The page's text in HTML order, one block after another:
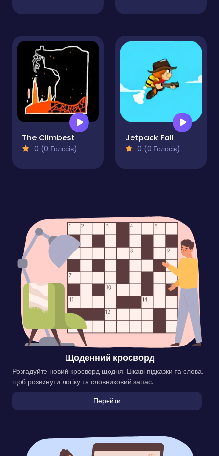
The Climbest
0 (0 Голосів)
Jetpack Fall
0 (0 Голосів)
Щоденний кросворд
Розгадуйте новий кросворд щодня. Цікаві підказки та слова,
щоб розвинути логіку та словниковий запас.
Перейти